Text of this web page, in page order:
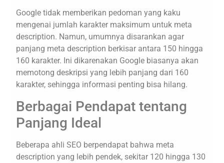
Google tidak memberikan pedoman yang kaku
mengenai jumlah karakter maksimum untuk meta
description. Namun, umumnya disarankan agar
panjang meta description berkisar antara 150 hingga
160 karakter. Ini dikarenakan Google biasanya akan
memotong deskripsi yang lebih panjang dari 160
karakter, sehingga informasi penting bisa hilang.
Berbagai Pendapat tentang
Panjang Ideal
Beberapa ahli SEO berpendapat bahwa meta
description yang lebih pendek, sekitar 120 hingga 130